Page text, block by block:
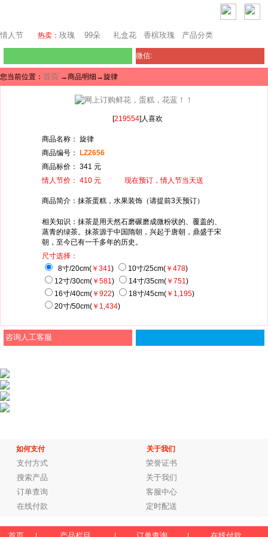
情人节 热卖： 玫瑰 99朵 礼盒花 香槟玫瑰 产品分类
微信:
您当前位置： 首页 →商品明细→旋律
[219554]人喜欢
商品名称： 旋律
商品编号：
LZ2656
商品标价： 341 元
情人节价： 410 元 现在预订，情人节当天送
商品简介：抹茶蛋糕，水果装饰（请提前3天预订）
相关知识：抹茶是用天然石磨碾磨成微粉状的、覆盖的、
蒸青的绿茶。抹茶源于中国隋朝，兴起于唐朝，鼎盛于宋
朝，至今已有一千多年的历史。
尺寸选择：
8寸/20cm( ￥341) 10寸/25cm( ￥478)
12寸/30cm( ￥581) 14寸/35cm( ￥751)
16寸/40cm( ￥922) 18寸/45cm( ￥1,195)
20寸/50cm( ￥1,434)
咨询人工客服
如何支付 关于我们
支付方式
荣誉证书
搜索产品
关于我们
订单查询
客服中心
在线付款
定时配送